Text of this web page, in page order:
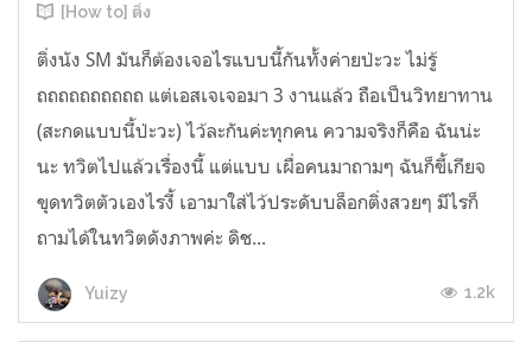
[How to] ติ่ง
ติ่งนัง SM มันก็ต้องเจอไรแบบนี้กันทั้งค่ายป่ะวะ ไม่รู้
ถถถถถถถถถถ แต่เอสเจเจอมา 3 งานแล้ว ถือเป็นวิทยาทาน
(สะกดแบบนี้ป่ะวะ) ไว้ละกันค่ะทุกคน ความจริงก็คือ ฉันน่ะ
นะ ทวิตไปแล้วเรื่องนี้ แต่แบบ เผื่อคนมาถามๆ ฉันก็ขี้เกียจ
ขุดทวิตตัวเองไรงี้ เอามาใส่ไว้ประดับบล็อกติ่งสวยๆ มีไรก็
ถามได้ในทวิตดังภาพค่ะ ดิช...
Yuizy 1.2k